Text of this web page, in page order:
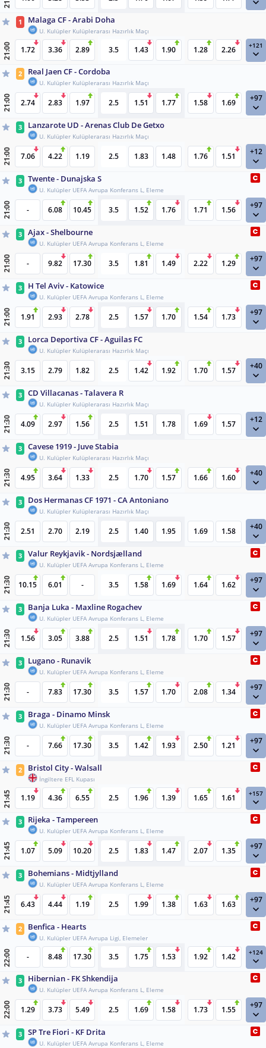
1 Malaga CF - Arabi Doha
U. Kulüpler Kulüplerarası Hazırlık Maçı
21:00 1.72 3.36 2.89 3.5 1.43 1.90 1.28 2.26 +121
2 Real Jaen CF - Cordoba
U. Kulüpler Kulüplerarası Hazırlık Maçı
21:00 2.74 2.83 1.97 2.5 1.51 1.77 1.58 1.69 +97
3 Lanzarote UD - Arenas Club De Getxo
U. Kulüpler Kulüplerarası Hazırlık Maçı
21:00 7.06 4.22 1.19 2.5 1.83 1.48 1.76 1.51 +12
3 Twente - Dunajska S
U. Kulüpler UEFA Avrupa Konferans L, Eleme
21:00 - 6.08 10.45 3.5 1.52 1.76 1.71 1.56 +97
3 Ajax - Shelbourne
U. Kulüpler UEFA Avrupa Konferans L, Eleme
21:00 - 9.82 17.30 3.5 1.81 1.49 2.22 1.29 +97
3 H Tel Aviv - Katowice
U. Kulüpler UEFA Avrupa Konferans L, Eleme
21:00 1.91 2.93 2.78 2.5 1.57 1.70 1.54 1.73 +97
3 Lorca Deportiva CF - Aguilas FC
U. Kulüpler Kulüplerarası Hazırlık Maçı
21:30 3.15 2.79 1.82 2.5 1.42 1.92 1.70 1.57 +40
3 CD Villacanas - Talavera R
U. Kulüpler Kulüplerarası Hazırlık Maçı
21:30 4.09 2.97 1.56 2.5 1.51 1.78 1.69 1.57 +12
3 Cavese 1919 - Juve Stabia
U. Kulüpler Kulüplerarası Hazırlık Maçı
21:30 4.95 3.64 1.33 2.5 1.70 1.57 1.66 1.60 +40
3 Dos Hermanas CF 1971 - CA Antoniano
U. Kulüpler Kulüplerarası Hazırlık Maçı
21:30 2.51 2.70 2.19 2.5 1.40 1.95 1.69 1.58 +40
3 Valur Reykjavik - Nordsjælland
U. Kulüpler UEFA Avrupa Konferans L, Eleme
21:30 10.15 6.01 - 3.5 1.58 1.69 1.64 1.62 +97
3 Banja Luka - Maxline Rogachev
U. Kulüpler UEFA Avrupa Konferans L, Eleme
21:30 1.56 3.05 3.88 2.5 1.51 1.78 1.70 1.57 +97
3 Lugano - Runavik
U. Kulüpler UEFA Avrupa Konferans L, Eleme
21:30 - 7.83 17.30 3.5 1.57 1.70 2.08 1.34 +97
3 Braga - Dinamo Minsk
U. Kulüpler UEFA Avrupa Konferans L, Eleme
21:30 - 7.66 17.30 3.5 1.42 1.93 2.50 1.21 +97
2 Bristol City - Walsall
İngiltere EFL Kupası
21:45 1.19 4.36 6.55 2.5 1.96 1.39 1.65 1.61 +157
3 Rijeka - Tampereen
U. Kulüpler UEFA Avrupa Konferans L, Eleme
21:45 1.07 5.09 10.20 2.5 1.83 1.47 2.07 1.35 +97
3 Bohemians - Midtjylland
U. Kulüpler UEFA Avrupa Konferans L, Eleme
21:45 6.43 4.44 1.19 2.5 1.99 1.38 1.63 1.63 +97
2 Benfica - Hearts
U. Kulüpler UEFA Avrupa Ligi, Elemeler
22:00 - 8.48 17.30 3.5 1.75 1.53 1.92 1.42 +124
3 Hibernian - FK Shkendija
U. Kulüpler UEFA Avrupa Konferans L, Eleme
22:00 1.29 3.73 5.49 2.5 1.69 1.58 1.73 1.55 +97
3 SP Tre Fiori - KF Drita
U. Kulüpler UEFA Avrupa Konferans L, Eleme